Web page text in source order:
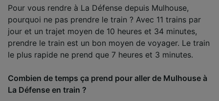
Pour vous rendre à La Défense depuis Mulhouse,
pourquoi ne pas prendre le train ? Avec 11 trains par
jour et un trajet moyen de 10 heures et 34 minutes,
prendre le train est un bon moyen de voyager. Le train
le plus rapide ne prend que 7 heures et 3 minutes.
Combien de temps ça prend pour aller de Mulhouse à
La Défense en train ?